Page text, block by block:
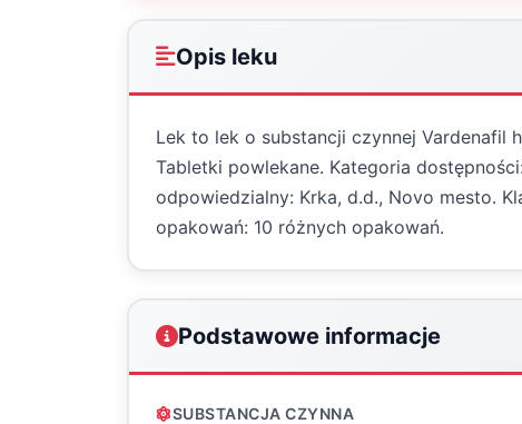
Opis leku
Lek to lek o substancji czynnej
Tabletki powlekane. Kategoria
odpowiedzialny: Krka, d.d., Novo mesto.
opakowań: 10 różnych opakowań.
Podstawowe informacje
SUBSTANCJA CZYNNA